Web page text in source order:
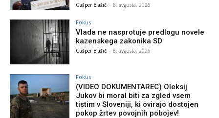
Gašper Blažič - 6. avgusta, 2026
Fokus
Vlada ne nasprotuje predlogu novele
kazenskega zakonika SD
Gašper Blažič - 6. avgusta, 2026
Fokus
(VIDEO DOKUMENTAREC) Oleksij
Jukov bi moral biti za zgled vsem
tistim v Sloveniji, ki ovirajo dostojen
pokop žrtev povojnih pobojev!